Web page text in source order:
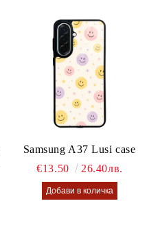
Samsung A37 Lusi case
€13.50
26.40лв.